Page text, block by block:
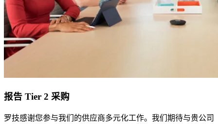
报告 Tier 2 采购
罗技感谢您参与我们的供应商多元化工作。我们期待与贵公司